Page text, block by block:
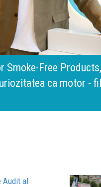
Benz. Ramona
constant, dar cu
calitate
Audit al